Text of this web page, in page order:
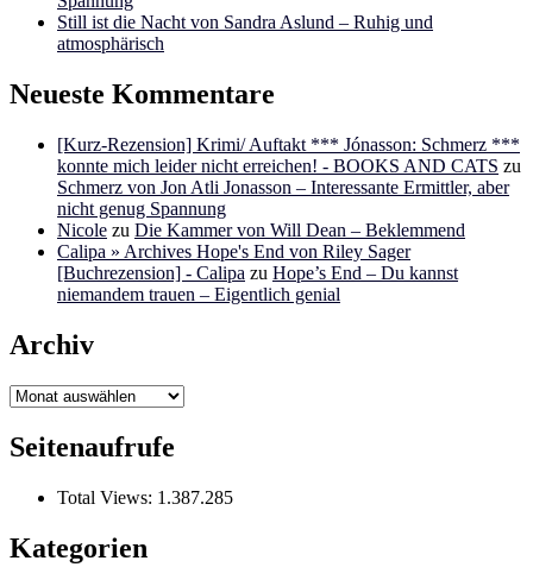
Still ist die Nacht von Sandra Aslund – Ruhig und
atmosphärisch
Neueste Kommentare
[Kurz-Rezension] Krimi/ Auftakt *** Jónasson: Schmerz ***
konnte mich leider nicht erreichen! - BOOKS AND CATS zu
Schmerz von Jon Atli Jonasson – Interessante Ermittler, aber
nicht genug Spannung
Nicole zu Die Kammer von Will Dean – Beklemmend
Calipa » Archives Hope's End von Riley Sager
[Buchrezension] - Calipa zu Hope’s End – Du kannst
niemandem trauen – Eigentlich genial
Archiv
Archiv
Seitenaufrufe
Total Views: 1.387.285
Kategorien